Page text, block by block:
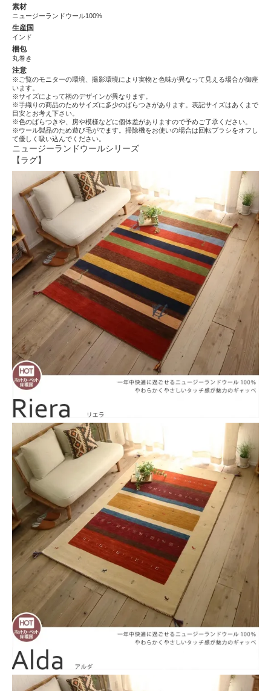
素材
ニュージーランドウール100%
生産国
インド
梱包
丸巻き
注意
※ご覧のモニターの環境、撮影環境により実物と色味が異なって見える場合が御座
います。
※サイズによって柄のデザインが異なります。
※手織りの商品のためサイズに多少のばらつきがあります。表記サイズはあくまで
目安とお考え下さい。
※色のばらつきや、房や模様などに個体差がありますので予めご了承ください。
※ウール製品のため遊び毛がでます。掃除機をお使いの場合は回転ブラシをオフし
て優しく吸い込んでください。
ニュージーランドウールシリーズ
【ラグ】